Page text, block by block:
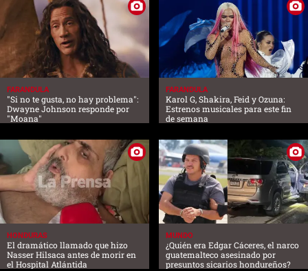
FARANDULA
"Si no te gusta, no hay problema":
Dwayne Johnson responde por
"Moana"
FARANDULA
Karol G, Shakira, Feid y Ozuna:
Estrenos musicales para este fin
de semana
HONDURAS
El dramático llamado que hizo
Nasser Hilsaca antes de morir en
el Hospital Atlántida
MUNDO
¿Quién era Edgar Cáceres, el narco
guatemalteco asesinado por
presuntos sicarios hondureños?